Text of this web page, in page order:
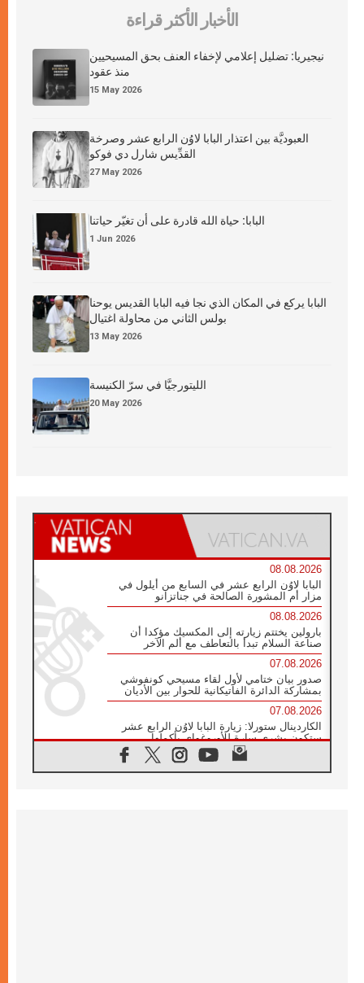
الأخبار الأكثر قراءة
نيجيريا: تضليل إعلامي لإخفاء العنف بحق المسيحيين
منذ عقود
15 May 2026
العبوديَّة بين اعتذار البابا لاوُن الرابع عشر وصرخة
القدِّيس شارل دي فوكو
27 May 2026
البابا: حياة الله قادرة على أن تغيّر حياتنا
1 Jun 2026
البابا يركع في المكان الذي نجا فيه البابا القديس يوحنا
بولس الثاني من محاولة اغتيال
13 May 2026
الليتورجيَّا في سرّ الكنيسة
20 May 2026
08.08.2026
البابا لاوُن الرابع عشر في السابع من أيلول في
مزار أم المشورة الصالحة في جناتزانو
08.08.2026
بارولين يختتم زيارته إلى المكسيك مؤكدا أن
صناعة السلام تبدأ بالتعاطف مع ألم الآخر
07.08.2026
صدور بيان ختامي لأول لقاء مسيحي كونفوشي
بمشاركة الدائرة الفاتيكانية للحوار بين الأديان
07.08.2026
الكاردينال ستورلا: زيارة البابا لاوُن الرابع عشر
ستكون بشرى سارة للأوروغواي بأكملها
الفاتيكان يعلن برنامج الزيارة الرسولية للبابا لاوُن